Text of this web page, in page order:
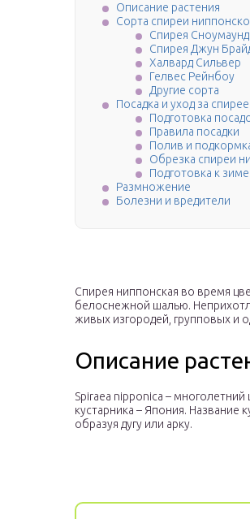
Описание растения
Сорта спиреи
Спирея Сноумаунд
Спирея Джун
Халвард Сильвер
Гелвес Рейнбоу
Другие сорта
Посадка и уход за
Подготовка
Правила посадки
Полив и
Обрезка спиреи
Подготовка к зиме
Размножение
Болезни и вредители
Спирея ниппонская во время
белоснежной шалью.
живых изгородей, групповых и
Описание
Spiraea nipponica –
кустарника – Япония. Название
образуя дугу или арку.